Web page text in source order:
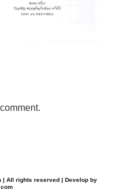
| All rights reserved | Develop by